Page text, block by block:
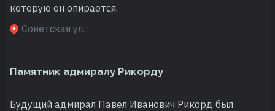
которую он опирается.
Советская ул.
Памятник адмиралу Рикорду
Будущий адмирал Павел Иванович Рикорд был